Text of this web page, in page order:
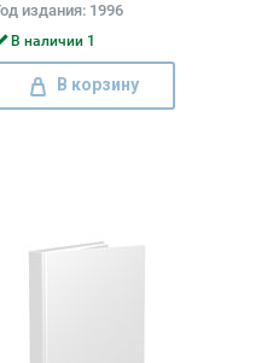
издания: 1996
В наличии 1
В корзину